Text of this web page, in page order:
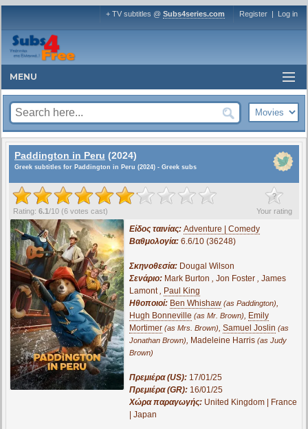
+ TV subtitles @ Subs4series.com Register | Log in
MENU
Paddington in Peru (2024)
Greek subtitles for Paddington in Peru (2024) - Greek subs
?
Your rating
Rating: 6.1/10 (6 votes cast)
Είδος ταινίας: Adventure | Comedy
Βαθμολογία: 6.6/10 (36248)
Σκηνοθεσία: Dougal Wilson
Σενάριο: Mark Burton , Jon Foster, James
Lamont, Paul King
Ηθοποιοί: Ben Whishaw (as Paddington),
Hugh Bonneville (as Mr. Brown), Emily
Mortimer (as Mrs. Brown), Samuel Joslin (as
Jonathan Brown), Madeleine Harris (as Judy
Brown)
Πρεμιέρα (US): 17/01/25
Πρεμιέρα (GR): 16/01/25
Χώρα παραγωγής: United Kingdom | France
| Japan